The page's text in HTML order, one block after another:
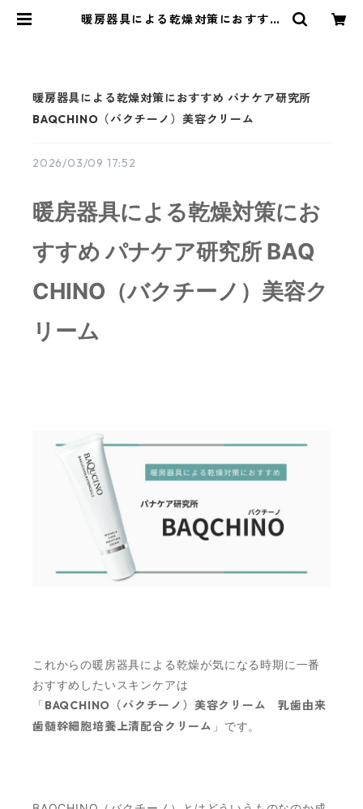
暖房器具による乾燥対策におすすめ
暖房器具による乾燥対策におすすめ パナケア研究所
BAQCHINO（バクチーノ）美容クリーム
2026/03/09 17:52
暖房器具による乾燥対策にお
すすめ パナケア研究所 BAQ
CHINO（バクチーノ）美容ク
リーム
これからの暖房器具による乾燥が気になる時期に一番
おすすめしたいスキンケアは
「BAQCHINO（バクチーノ）美容クリーム 乳歯由来
歯髄幹細胞培養上清配合クリーム 」です。